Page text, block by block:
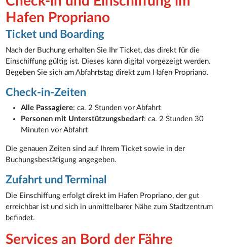
Hafen Propriano
Ticket und Boarding
Nach der Buchung erhalten Sie Ihr Ticket, das direkt für die
Einschiffung gültig ist. Dieses kann digital vorgezeigt werden.
Begeben Sie sich am Abfahrtstag direkt zum Hafen Propriano.
Check-in-Zeiten
Alle Passagiere: ca. 2 Stunden vor Abfahrt
Personen mit Unterstützungsbedarf: ca. 2 Stunden 30
Minuten vor Abfahrt
Die genauen Zeiten sind auf Ihrem Ticket sowie in der
Buchungsbestätigung angegeben.
Zufahrt und Terminal
Die Einschiffung erfolgt direkt im Hafen Propriano, der gut
erreichbar ist und sich in unmittelbarer Nähe zum Stadtzentrum
befindet.
Services an Bord der Fähre